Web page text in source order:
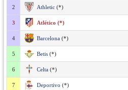
2 Athletic (*)
3 Atlético (*)
4 Barcelona (*)
5 Betis (*)
6 Celta (*)
7 Deportivo (*)